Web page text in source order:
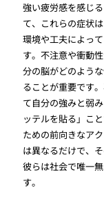
強い疲労感を感じ
て、これらの症状
環境や工夫によっ
す。不注意や衝動
分の脳がどのよう
ることが重要です
て自分の強みと弱
ッテルを貼る」こ
ための前向きなア
は異なるだけで、
彼らは社会で唯一
す。